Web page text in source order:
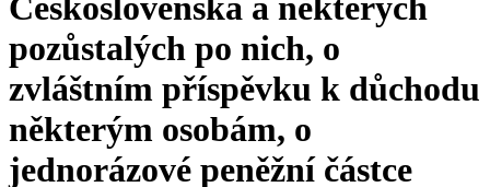
Československa a některých
pozůstalých po nich, o
zvláštním příspěvku k důchodu
některým osobám, o
jednorázové peněžní částce